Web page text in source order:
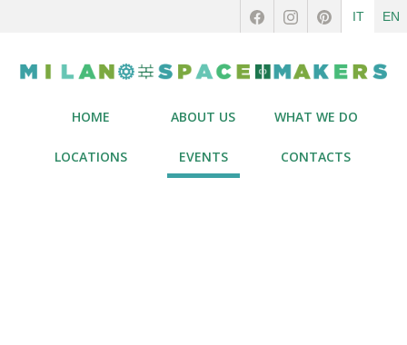
IT EN
HOME ABOUT US WHAT WE DO
LOCATIONS EVENTS CONTACTS